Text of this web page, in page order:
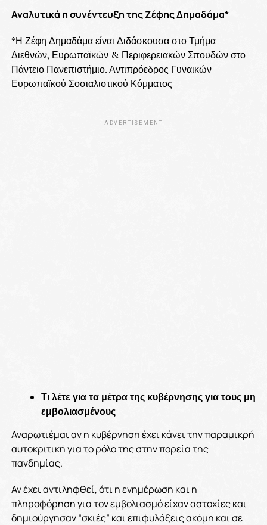
Αναλυτικά η συνέντευξη της Ζέφης Δημαδάμα*
*Η Ζέφη Δημαδάμα είναι Διδάσκουσα στο Τμήμα
Διεθνών, Ευρωπαϊκών & Περιφερειακών Σπουδών στο
Πάντειο Πανεπιστήμιο. Αντιπρόεδρος Γυναικών
Ευρωπαϊκού Σοσιαλιστικού Κόμματος
ADVERTISEMENT
Τι λέτε για τα μέτρα της κυβέρνησης για τους μη
εμβολιασμένους
Αναρωτιέμαι αν η κυβέρνηση έχει κάνει την παραμικρή
αυτοκριτική για το ρόλο της στην πορεία της
πανδημίας.
Αν έχει αντιληφθεί, ότι η ενημέρωση και η
πληροφόρηση για τον εμβολιασμό είχαν αστοχίες και
δημιούργησαν “σκιές” και επιφυλάξεις ακόμη και σε